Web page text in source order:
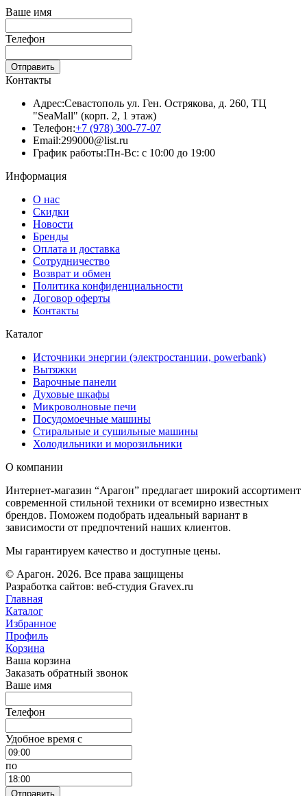
Ваше имя
Телефон
Отправить
Контакты
Адрес:Севастополь ул. Ген. Острякова, д. 260, ТЦ
"SeaMall" (корп. 2, 1 этаж)
Телефон:+7 (978) 300-77-07
Email:299000@list.ru
График работы:Пн-Вс: с 10:00 до 19:00
Информация
О нас
Скидки
Новости
Бренды
Оплата и доставка
Сотрудничество
Возврат и обмен
Политика конфиденциальности
Договор оферты
Контакты
Каталог
Источники энергии (электростанции, powerbank)
Вытяжки
Варочные панели
Духовые шкафы
Микроволновые печи
Посудомоечные машины
Стиральные и сушильные машины
Холодильники и морозильники
О компании
Интернет-магазин “Арагон” предлагает широкий ассортимент
современной стильной техники от всемирно известных
брендов. Поможем подобрать идеальный вариант в
зависимости от предпочтений наших клиентов.
Мы гарантируем качество и доступные цены.
© Арагон. 2026. Все права защищены
Разработка сайтов: веб-студия Gravex.ru
Главная
Каталог
Избранное
Профиль
Корзина
Ваша корзина
Заказать обратный звонок
Ваше имя
Телефон
Удобное время c
по
Отправить